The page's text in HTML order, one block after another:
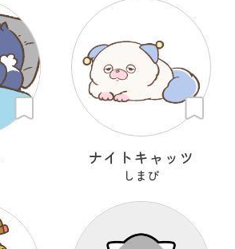
ナイトキャッツ
しまぴ